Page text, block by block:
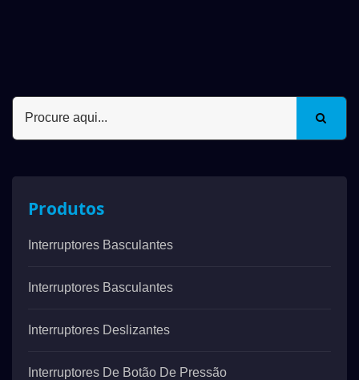
Produtos
Interruptores Basculantes
Interruptores Basculantes
Interruptores Deslizantes
Interruptores De Botão De Pressão